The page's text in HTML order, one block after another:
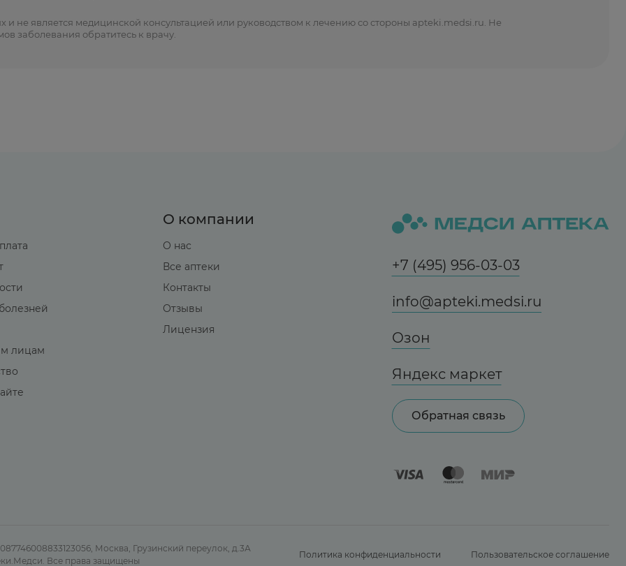
не является медицинской консультацией или руководством к лечению со стороны apteki.medsi.ru. Не
заболевания обратитесь к врачу.
лицам
О компании
О нас
Все аптеки
Контакты
Отзывы
Лицензия
+7 (495) 956-03-03
info@apteki.medsi.ru
Озон
Яндекс маркет
Обратная связь
Москва, Грузинский переулок, д.3А
Все права защищены
Политика конфиденциальности Пользовательское соглашение